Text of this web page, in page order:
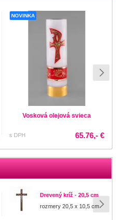
NOVINKA
Vosková olejová svieca
s DPH 65.76,- €
Drevený kríž - 20,5 cm
rozmery 20,5 x 10,5 cm